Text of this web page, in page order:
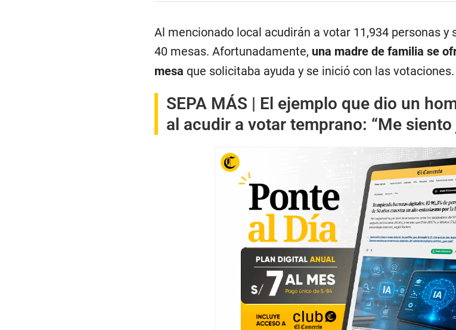
Al mencionado local acudirán a votar 11,934 personas y
40 mesas. Afortunadamente, una madre de familia se
mesa que solicitaba ayuda y se inició con las votaciones.
SEPA MÁS | El ejemplo que dio un
al acudir a votar temprano: “Me siento